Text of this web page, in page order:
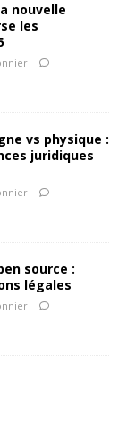
nouvelle
les
vs physique :
juridiques
source :
légales